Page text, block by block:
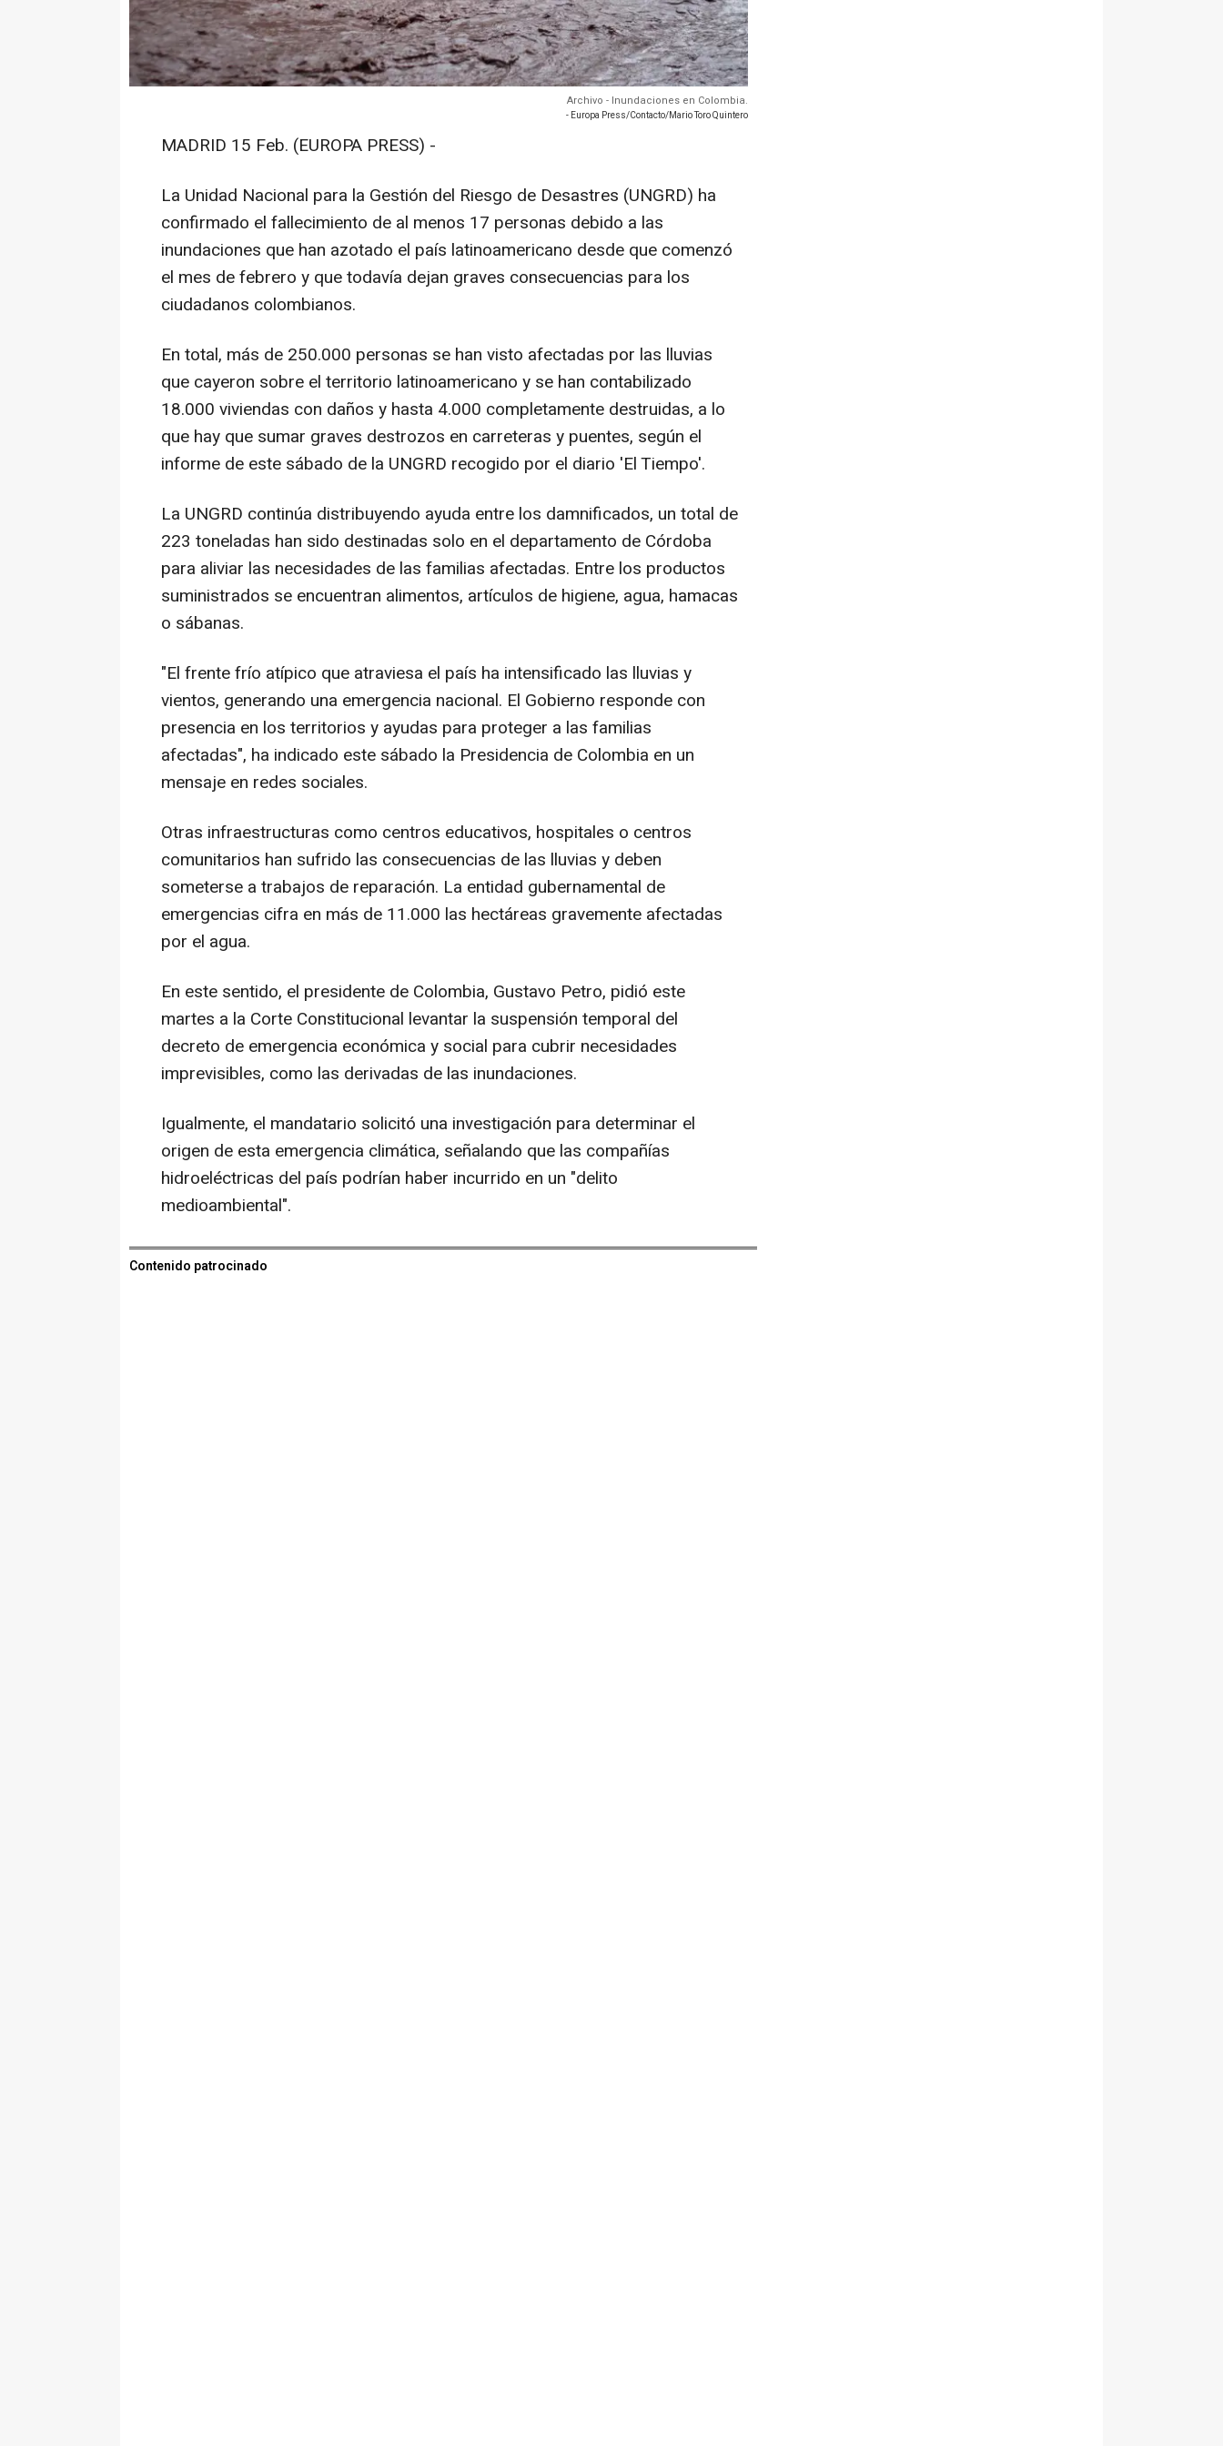
Archivo - Inundaciones en Colombia.
- Europa Press/Contacto/Mario Toro Quintero
MADRID 15 Feb. (EUROPA PRESS) -
La Unidad Nacional para la Gestión del Riesgo de Desastres (UNGRD) ha
confirmado el fallecimiento de al menos 17 personas debido a las
inundaciones que han azotado el país latinoamericano desde que comenzó
el mes de febrero y que todavía dejan graves consecuencias para los
ciudadanos colombianos.
En total, más de 250.000 personas se han visto afectadas por las lluvias
que cayeron sobre el territorio latinoamericano y se han contabilizado
18.000 viviendas con daños y hasta 4.000 completamente destruidas, a lo
que hay que sumar graves destrozos en carreteras y puentes, según el
informe de este sábado de la UNGRD recogido por el diario 'El Tiempo'.
La UNGRD continúa distribuyendo ayuda entre los damnificados, un total de
223 toneladas han sido destinadas solo en el departamento de Córdoba
para aliviar las necesidades de las familias afectadas. Entre los productos
suministrados se encuentran alimentos, artículos de higiene, agua, hamacas
o sábanas.
"El frente frío atípico que atraviesa el país ha intensificado las lluvias y
vientos, generando una emergencia nacional. El Gobierno responde con
presencia en los territorios y ayudas para proteger a las familias
afectadas", ha indicado este sábado la Presidencia de Colombia en un
mensaje en redes sociales.
Otras infraestructuras como centros educativos, hospitales o centros
comunitarios han sufrido las consecuencias de las lluvias y deben
someterse a trabajos de reparación. La entidad gubernamental de
emergencias cifra en más de 11.000 las hectáreas gravemente afectadas
por el agua.
En este sentido, el presidente de Colombia, Gustavo Petro, pidió este
martes a la Corte Constitucional levantar la suspensión temporal del
decreto de emergencia económica y social para cubrir necesidades
imprevisibles, como las derivadas de las inundaciones.
Igualmente, el mandatario solicitó una investigación para determinar el
origen de esta emergencia climática, señalando que las compañías
hidroeléctricas del país podrían haber incurrido en un "delito
medioambiental".
Contenido patrocinado